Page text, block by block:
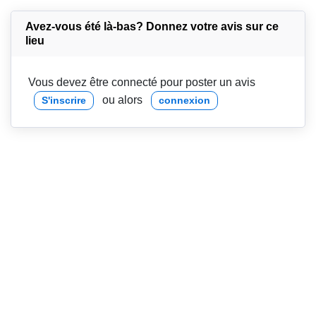
Avez-vous été là-bas? Donnez votre avis sur ce
lieu
Vous devez être connecté pour poster un avis
S'inscrire ou alors connexion